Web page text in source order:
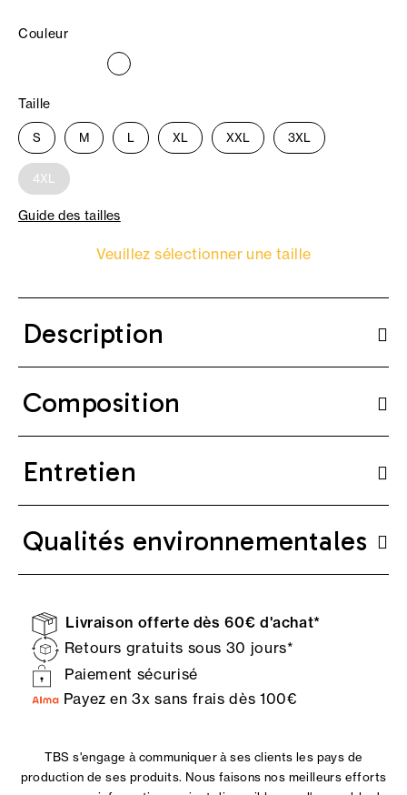
Couleur
Taille
S M L XL XXL 3XL
4XL
Guide des tailles
Veuillez sélectionner une taille
Description
Composition
Entretien
Qualités environnementales
Livraison offerte dès 60€ d'achat*
Retours gratuits sous 30 jours*
Paiement sécurisé
Payez en 3x sans frais dès 100€
TBS s'engage à communiquer à ses clients les pays de
production de ses produits. Nous faisons nos meilleurs efforts